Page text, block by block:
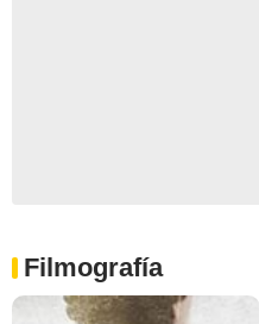
Filmografía